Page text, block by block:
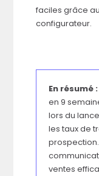
faciles grâce
configurateur.
En résumé :
en 9
lors du
les taux de
prospection.
ventes